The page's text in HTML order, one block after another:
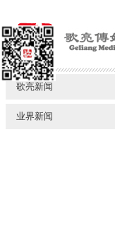
歌亮新闻
业界新闻